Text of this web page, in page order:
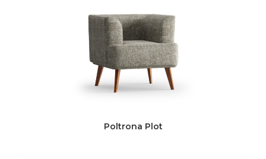
Poltrona Plot